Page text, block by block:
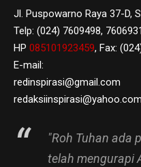
Jl. Puspowarno Raya 37-D,
Telp: (024) 7609498,
HP 085101923459, Fax:
E-mail:
redinspirasi@gmail.com
redaksiinspirasi@yahoo.com
"Roh Tuhan ada
telah mengurapi